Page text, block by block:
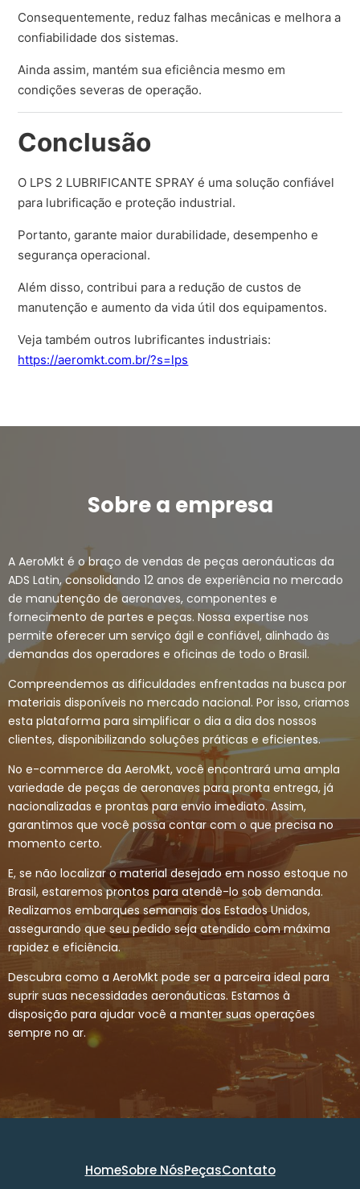
Consequentemente, reduz falhas mecânicas e melhora a
confiabilidade dos sistemas.
Ainda assim, mantém sua eficiência mesmo em
condições severas de operação.
Conclusão
O LPS 2 LUBRIFICANTE SPRAY é uma solução confiável
para lubrificação e proteção industrial.
Portanto, garante maior durabilidade, desempenho e
segurança operacional.
Além disso, contribui para a redução de custos de
manutenção e aumento da vida útil dos equipamentos.
Veja também outros lubrificantes industriais:
https://aeromkt.com.br/?s=lps
Sobre a empresa
A AeroMkt é o braço de vendas de peças aeronáuticas da
ADS Latin, consolidando 12 anos de experiência no mercado
de manutenção de aeronaves, componentes e
fornecimento de partes e peças. Nossa expertise nos
permite oferecer um serviço ágil e confiável, alinhado às
demandas dos operadores e oficinas de todo o Brasil.
Compreendemos as dificuldades enfrentadas na busca por
materiais disponíveis no mercado nacional. Por isso, criamos
esta plataforma para simplificar o dia a dia dos nossos
clientes, disponibilizando soluções práticas e eficientes.
No e-commerce da AeroMkt, você encontrará uma ampla
variedade de peças de aeronaves para pronta entrega, já
nacionalizadas e prontas para envio imediato. Assim,
garantimos que você possa contar com o que precisa no
momento certo.
E, se não localizar o material desejado em nosso estoque no
Brasil, estaremos prontos para atendê-lo sob demanda.
Realizamos embarques semanais dos Estados Unidos,
assegurando que seu pedido seja atendido com máxima
rapidez e eficiência.
Descubra como a AeroMkt pode ser a parceira ideal para
suprir suas necessidades aeronáuticas. Estamos à
disposição para ajudar você a manter suas operações
sempre no ar.
HomeSobre NósPeçasContato